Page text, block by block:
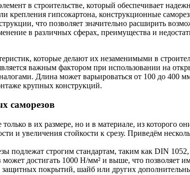
в строительстве, который обеспечивает
крепления гипсокартона, конструкционные
что позволяет значительно расширить
в различных сферах, преимущества и
которые делают их незаменимыми в
важным фактором при использовании на
Длина может варьироваться от 100 до 400
крупных конструкций.
саморезов
в их размере, но и в материале, из которого
и увеличения стойкости к срезу. Приведём
строгим стандартам, таким как DIN
достигать 1000 Н/мм² и выше, что позволяет
покрытий, шайб или других